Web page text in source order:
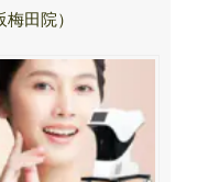
田院）